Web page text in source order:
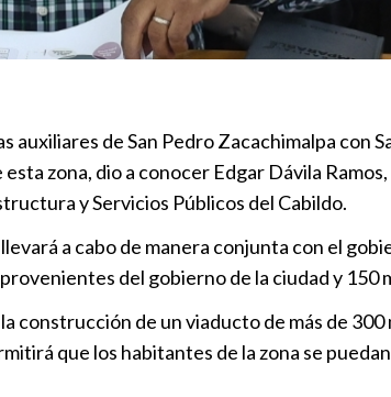
auxiliares de San Pedro Zacachimalpa
zona, dio a conocer Edgar Dávila
y Servicios Públicos del Cabildo.
a cabo de manera conjunta con el
del gobierno de la ciudad y
construcción de un viaducto de más de
que los habitantes de la zona se